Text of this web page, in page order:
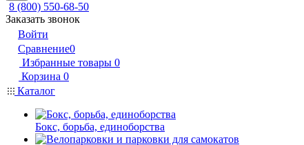
8 (800) 550-68-50
Заказать звонок
Войти
Сравнение0
Избранные товары 0
Корзина 0
Каталог
Бокс, борьба, единоборства